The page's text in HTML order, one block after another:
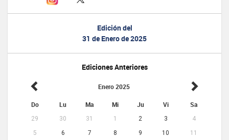
Edición del
31 de Enero de 2025
Ediciones Anteriores
Enero 2025
Do Lu Ma Mi Ju Vi Sa
29 30 31 1 2 3
4
5
6 7 8 9 10
11